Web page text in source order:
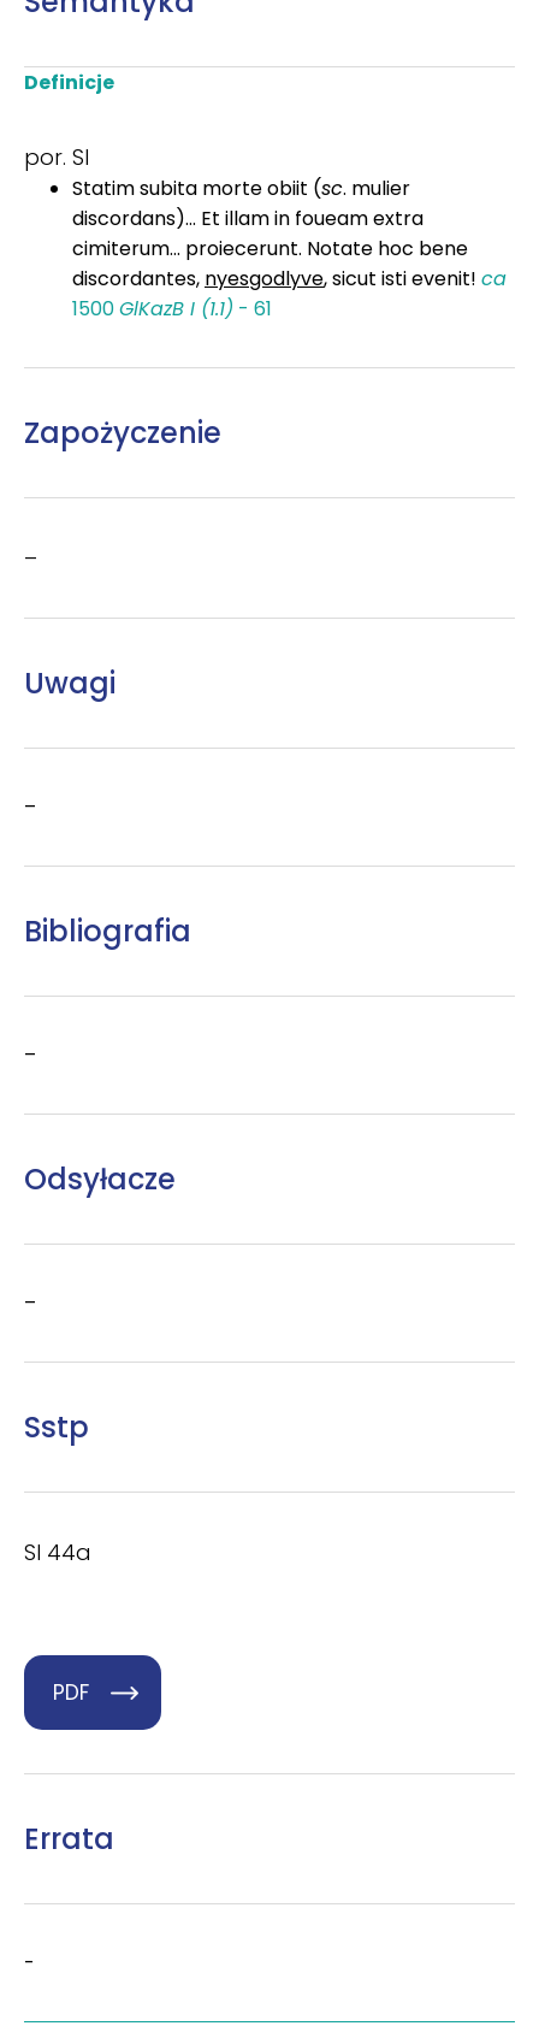
Definicje
por. SI
Statim subita morte obiit (sc. mulier
discordans)... Et illam in foueam extra
cimiterum... proiecerunt. Notate hoc bene
discordantes, nyesgodlyve, sicut isti evenit! ca
1500GlKazB I (1.1) - 61
Zapożyczenie
–
Uwagi
–
Bibliografia
–
Odsyłacze
–
Sstp
SI 44a
PDF
Errata
-